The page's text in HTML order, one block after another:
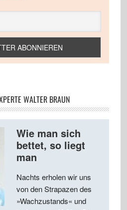
WALTER BRAUN
Wie man sich
bettet, so liegt
man
Nachts erholen wir uns
von den Strapazen des
»Wachzustands« und